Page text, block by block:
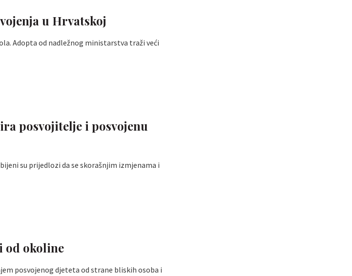
u Hrvatskoj
Adopta od nadležnog ministarstva traži veći
posvojitelje i posvojenu
su prijedlozi da se skorašnjim izmjenama i
od okoline
posvojenog djeteta od strane bliskih osoba i